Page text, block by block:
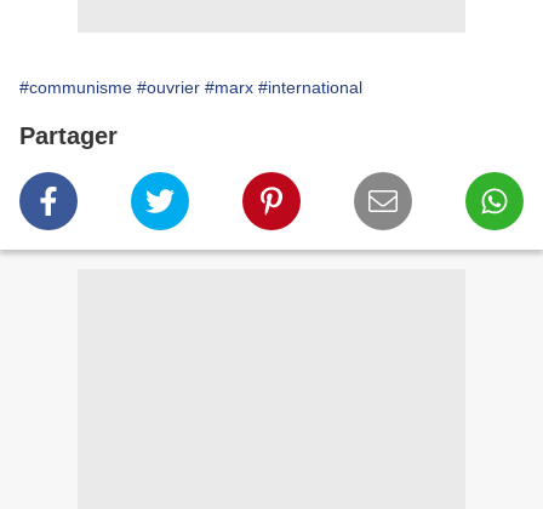
#communisme #ouvrier #marx #international
Partager